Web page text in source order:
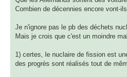
Combien de décennies encore vont-
Je n'ignore pas le pb des déchets
Mais je crois que c'est un moindre mal.
1) certes, le nuclaire de fission est
des progrès sont réalisés tout de